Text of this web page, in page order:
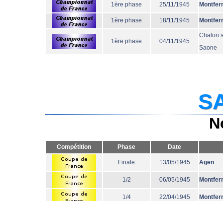
1ère phase 25/11/1945
1ère phase 18/11/1945
1ère phase 04/11/1945
Chalon
Saone
Compétition Phase Date
Finale 13/05/1945 Agen
1/2 06/05/1945
1/4 22/04/1945